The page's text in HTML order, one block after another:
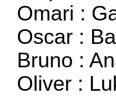
Omari :
Oscar :
Bruno :
Oliver :